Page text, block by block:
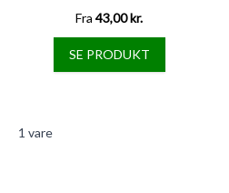
Fra 43,00 kr.
SE PRODUKT
1 vare